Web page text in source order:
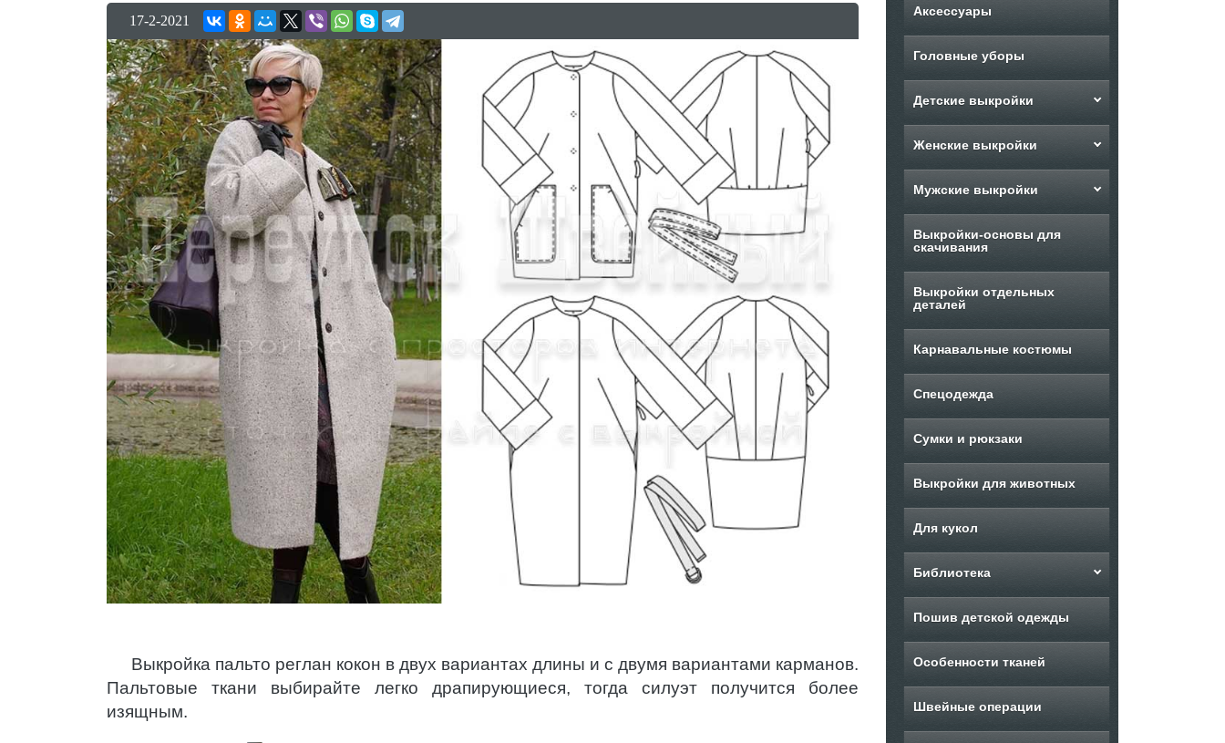
17-2-2021
Выкройка пальто реглан кокон в двух вариантах длины и с двумя вариантами карманов.
Пальтовые ткани выбирайте легко драпирующиеся, тогда силуэт получится более
изящным.
Аксессуары
Головные уборы
Детские выкройки
Женские выкройки
Мужские выкройки
Выкройки-основы для
скачивания
Выкройки отдельных
деталей
Карнавальные костюмы
Спецодежда
Сумки и рюкзаки
Выкройки для животных
Для кукол
Библиотека
Пошив детской одежды
Особенности тканей
Швейные операции